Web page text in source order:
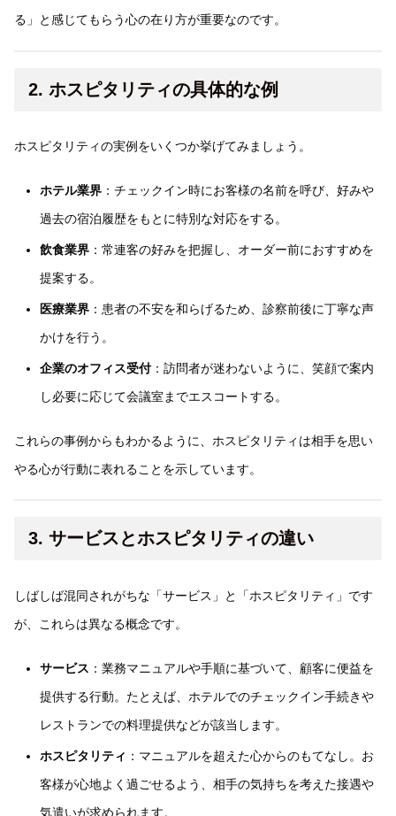
る」と感じてもらう心の在り方が重要なのです。
2. ホスピタリティの具体的な例
ホスピタリティの実例をいくつか挙げてみましょう。
ホテル業界：チェックイン時にお客様の名前を呼び、好みや
過去の宿泊履歴をもとに特別な対応をする。
飲食業界：常連客の好みを把握し、オーダー前におすすめを
提案する。
医療業界：患者の不安を和らげるため、診察前後に丁寧な声
かけを行う。
企業のオフィス受付：訪問者が迷わないように、笑顔で案内
し必要に応じて会議室までエスコートする。
これらの事例からもわかるように、ホスピタリティは相手を思い
やる心が行動に表れることを示しています。
3. サービスとホスピタリティの違い
しばしば混同されがちな「サービス」と「ホスピタリティ」です
が、これらは異なる概念です。
サービス ：業務マニュアルや手順に基づいて、顧客に便益を
提供する行動。たとえば、ホテルでのチェックイン手続きや
レストランでの料理提供などが該当します。
ホスピタリティ ：マニュアルを超えた心からのもてなし。お
客様が心地よく過ごせるよう、相手の気持ちを考えた接遇や
気遣いが求められます。